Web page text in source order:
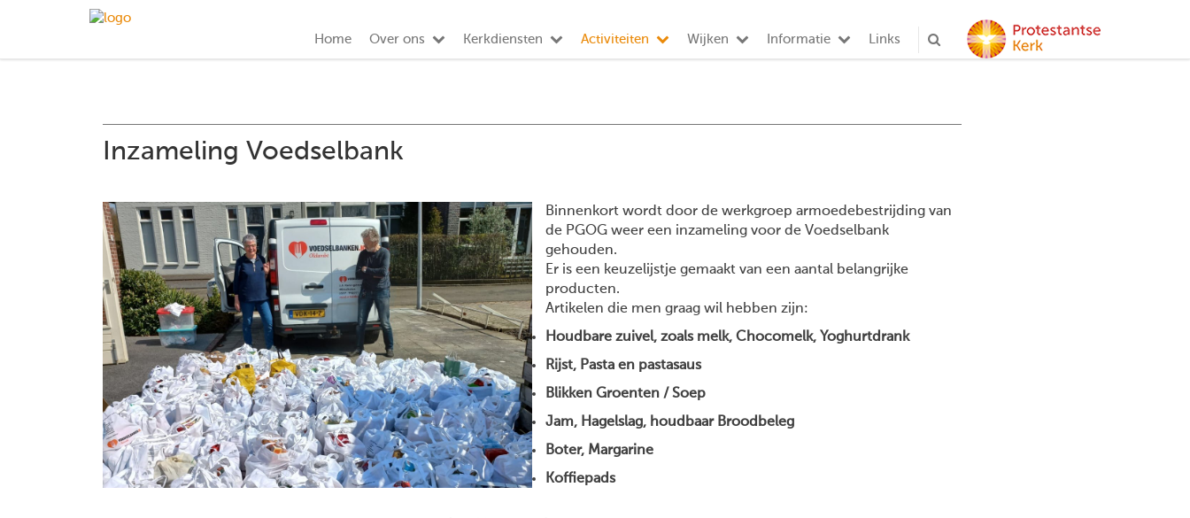
Home Over ons Kerkdiensten Activiteiten Wijken Informatie Links
Inzameling Voedselbank
Binnenkort wordt door de werkgroep armoedebestrijding van
de PGOG weer een inzameling voor de Voedselbank
gehouden.
Er is een keuzelijstje gemaakt van een aantal belangrijke
producten.
Artikelen die men graag wil hebben zijn:
Houdbare zuivel, zoals melk, Chocomelk, Yoghurtdrank
Rijst, Pasta en pastasaus
Blikken Groenten / Soep
Jam, Hagelslag, houdbaar Broodbeleg
Boter, Margarine
Koffiepads